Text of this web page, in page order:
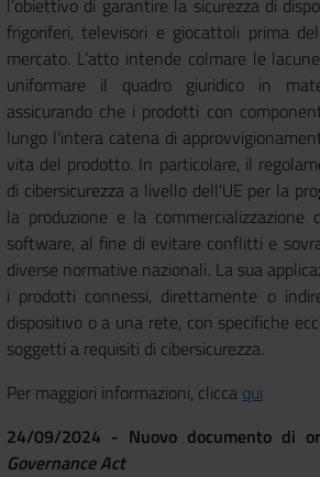
l’obiettivo di garantire la sicurezza di
frigoriferi, televisori e giocattoli prima
mercato. L’atto intende colmare le
uniformare il quadro giuridico in
assicurando che i prodotti con
lungo l'intera catena di
vita del prodotto. In particolare, il
di cibersicurezza a livello dell'UE per la
la produzione e la
software, al fine di evitare conflitti e
diverse normative nazionali. La sua
i prodotti connessi, direttamente o
dispositivo o a una rete, con specifiche
soggetti a requisiti di cibersicurezza.
Per maggiori informazioni, clicca qui
24/09/2024 - Nuovo documento di
Governance Act